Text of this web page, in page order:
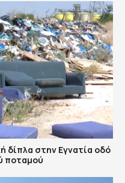
δίπλα στην Εγνατία οδό
ποταμού